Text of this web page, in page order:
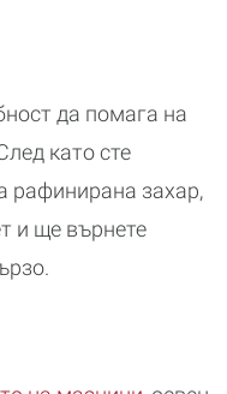
да помага на
като сте
рафинирана захар,
и ще върнете